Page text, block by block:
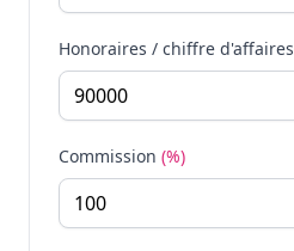
Honoraires / chiffre d'affaires
Commission (%)